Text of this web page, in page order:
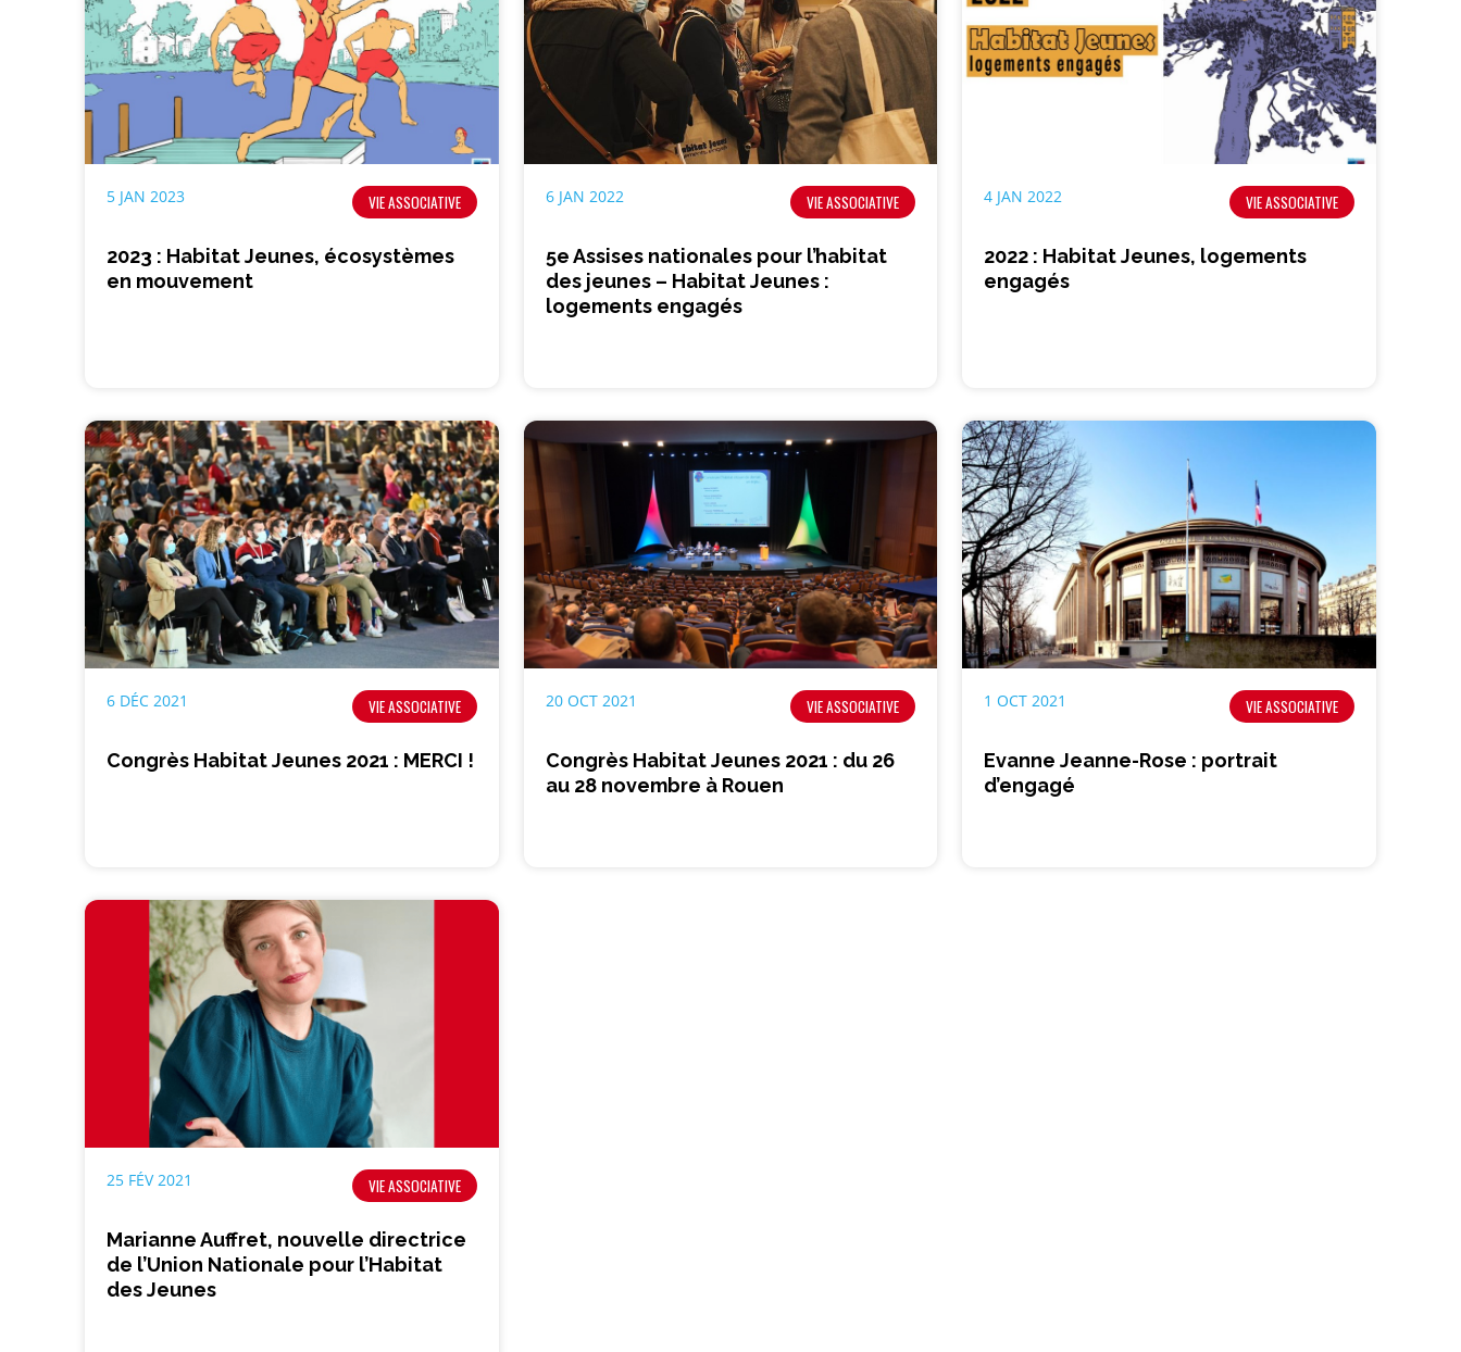
5 JAN 2023 VIE ASSOCIATIVE
2023 : Habitat Jeunes, écosystèmes
en mouvement
6 JAN 2022 VIE ASSOCIATIVE
5e Assises nationales pour l’habitat
des jeunes – Habitat Jeunes :
logements engagés
4 JAN 2022 VIE ASSOCIATIVE
2022 : Habitat Jeunes, logements
engagés
6 DÉC 2021 VIE ASSOCIATIVE
Congrès Habitat Jeunes 2021 : MERCI !
20 OCT 2021 VIE ASSOCIATIVE
Congrès Habitat Jeunes 2021 : du 26
au 28 novembre à Rouen
1 OCT 2021 VIE ASSOCIATIVE
Evanne Jeanne-Rose : portrait
d’engagé
25 FÉV 2021 VIE ASSOCIATIVE
Marianne Auffret, nouvelle directrice
de l’Union Nationale pour l’Habitat
des Jeunes